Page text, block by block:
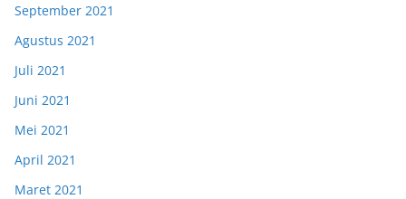
September 2021
Agustus 2021
Juli 2021
Juni 2021
Mei 2021
April 2021
Maret 2021